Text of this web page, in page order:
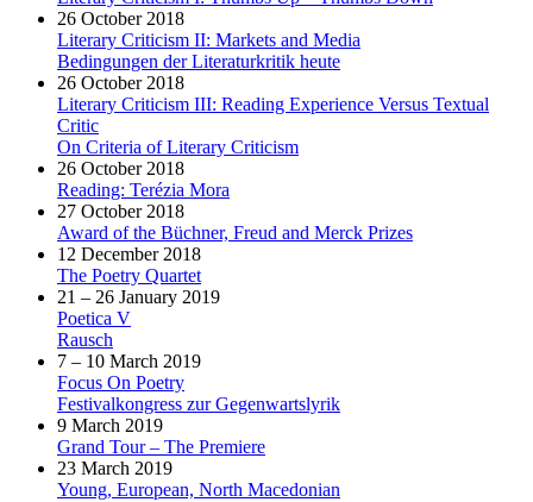
26 October 2018
Literary Criticism II: Markets and Media
Bedingungen der Literaturkritik heute
26 October 2018
Literary Criticism III: Reading Experience Versus Textual
Critic
On Criteria of Literary Criticism
26 October 2018
Reading: Terézia Mora
27 October 2018
Award of the Büchner, Freud and Merck Prizes
12 December 2018
The Poetry Quartet
21 – 26 January 2019
Poetica V
Rausch
7 – 10 March 2019
Focus On Poetry
Festivalkongress zur Gegenwartslyrik
9 March 2019
Grand Tour – The Premiere
23 March 2019
Young, European, North Macedonian